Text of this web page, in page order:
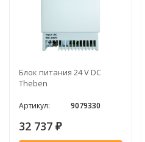
Блок питания 24 V DC
Theben
Артикул: 9079330
32 737 ₽